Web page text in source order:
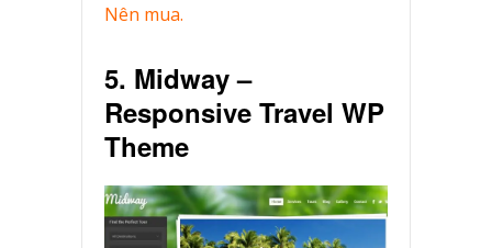
Nên mua.
5. Midway –
Responsive Travel WP
Theme